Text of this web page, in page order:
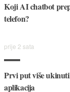
Koji AI chatbot
telefon?
prije 2 sata
Prvi put više
aplikacija